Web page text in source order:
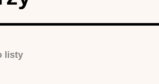
listy